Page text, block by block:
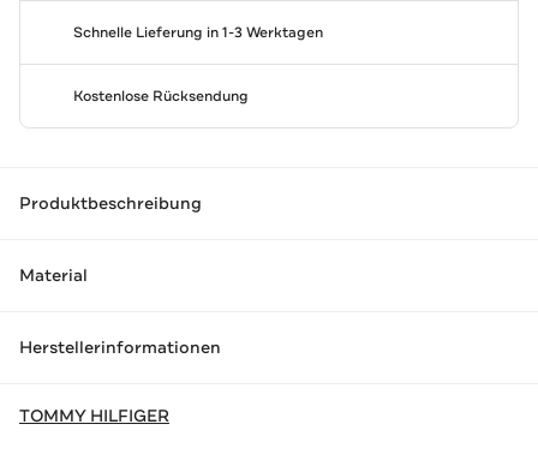
Schnelle Lieferung in 1-3 Werktagen
Kostenlose Rücksendung
Produktbeschreibung
Material
Herstellerinformationen
TOMMY HILFIGER